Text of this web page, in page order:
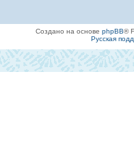
Создано на основе phpBB®
Русская